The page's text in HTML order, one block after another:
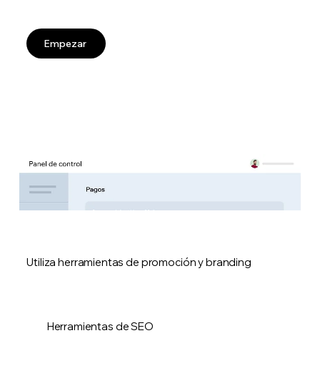
Empezar
Utiliza herramientas de promoción y branding
Herramientas de SEO